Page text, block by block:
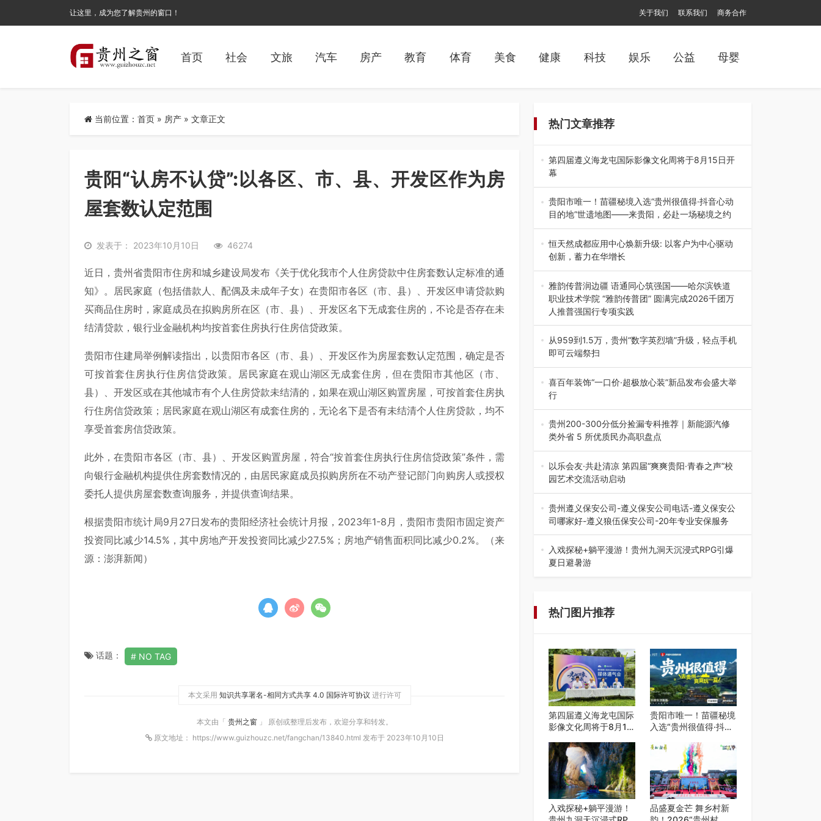
让这里，成为您了解贵州的窗口！ 关于我们 联系我们 商务合作
首页 社会 文旅 汽车 房产 教育 体育 美食 健康 科技 娱乐 公益 母婴
当前位置： 首页 » 房产 » 文章正文
贵阳“认房不认贷”:以各区、市、县、开发区作为房
屋套数认定范围
发表于： 2023年10月10日 46274
近日，贵州省贵阳市住房和城乡建设局发布《关于优化我市个人住房贷款中住房套数认定标准的通
知》。居民家庭（包括借款人、配偶及未成年子女）在贵阳市各区（市、县）、开发区申请贷款购
买商品住房时，家庭成员在拟购房所在区（市、县）、开发区名下无成套住房的，不论是否存在未
结清贷款，银行业金融机构均按首套住房执行住房信贷政策。
贵阳市住建局举例解读指出，以贵阳市各区（市、县）、开发区作为房屋套数认定范围，确定是否
可按首套住房执行住房信贷政策。居民家庭在观山湖区无成套住房，但在贵阳市其他区（市、
县）、开发区或在其他城市有个人住房贷款未结清的，如果在观山湖区购置房屋，可按首套住房执
行住房信贷政策；居民家庭在观山湖区有成套住房的，无论名下是否有未结清个人住房贷款，均不
享受首套房信贷政策。
此外，在贵阳市各区（市、县）、开发区购置房屋，符合“按首套住房执行住房信贷政策”条件，需
向银行金融机构提供住房套数情况的，由居民家庭成员拟购房所在不动产登记部门向购房人或授权
委托人提供房屋套数查询服务，并提供查询结果。
根据贵阳市统计局9月27日发布的贵阳经济社会统计月报，2023年1-8月，贵阳市贵阳市固定资产
投资同比减少14.5%，其中房地产开发投资同比减少27.5%；房地产销售面积同比减少0.2%。（来
源：澎湃新闻）
话题： NO TAG
本文采用 知识共享署名-相同方式共享 4.0 国际许可协议 进行许可
本文由「 贵州之窗 」 原创或整理后发布，欢迎分享和转发。
原文地址： https://www.guizhouzc.net/fangchan/13840.html 发布于 2023年10月10日
热门文章推荐
第四届遵义海龙屯国际影像文化周将于8月15日开
幕
8月7日，第四届遵义海龙屯国际影像文化周媒体
通气会在世界文化遗产地海龙屯核心景区…
贵阳市唯一！苗疆秘境入选“贵州很值得·抖音心动
目的地”世遗地图——来贵阳，必赴一场秘境之约
2026年7月21日，2026年“贵州很值得”暨抖音“心
动目的地”（贵州站）主题…
恒天然成都应用中心焕新升级: 以客户为中心驱动
创新，蓄力在华增长
融合全球研发实力与本土洞察，深化客户共创，赋
能西南市场创新发展 （7月27日，成…
雅韵传普润边疆 语通同心筑强国——哈尔滨铁道
职业技术学院 “雅韵传普团” 圆满完成2026千团万
人推普强国行专项实践
为扎实推进2026“千团万人推普强国行”大学生暑
期社会实践，牢牢紧扣 “雅韵传普…
从959到1.5万，贵州“数字英烈墙”升级，轻点手机
即可云端祭扫
八一建军节到来之际，由贵州省退役军人事务厅指
导，贵阳市退役军人事务局联合贵州广电…
喜百年装饰“一口价·超极放心装”新品发布会盛大举
行
2026年7月31日，喜百年装饰“一口价·超极放心
装”新品发布会在贵阳隆重举行。…
贵州200-300分低分捡漏专科推荐｜新能源汽修
类外省 5 所优质民办高职盘点
在贵州省高考志愿填报体系中，200至300分数段
考生可选择的省内工科、新能源汽车…
以乐会友·共赴清凉 第四届“爽爽贵阳·青春之声”校
园艺术交流活动启动
七月的贵阳，清风送爽，第四届“爽爽贵阳·青春之
声”校园管弦乐（合唱）艺术交流活动…
贵州遵义保安公司-遵义保安公司电话-遵义保安公
司哪家好-遵义狼伍保安公司-20年专业安保服务
在遵义，不管是企业园区运营、小区物业管理、建
筑工地施工、商业商场经营，还是举办各…
入戏探秘+躺平漫游！贵州九洞天沉浸式RPG引爆
夏日避暑游
热门图片推荐
第四届遵义海龙屯国际
影像文化周将于8月15
贵阳市唯一！苗疆秘境
入选“贵州很值得·抖音
——来贵阳，必赴一场
秘境之约
入戏探秘+躺平漫游！
品盛夏金芒 舞乡村新